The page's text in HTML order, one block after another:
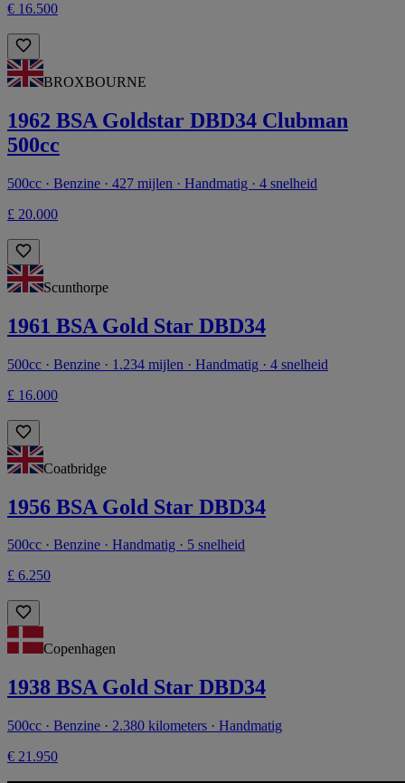
€ 16.500
BROXBOURNE
1962 BSA Goldstar DBD34 Clubman
500cc
500cc · Benzine · 427 mijlen · Handmatig · 4 snelheid
£ 20.000
Scunthorpe
1961 BSA Gold Star DBD34
500cc · Benzine · 1.234 mijlen · Handmatig · 4 snelheid
£ 16.000
Coatbridge
1956 BSA Gold Star DBD34
500cc · Benzine · Handmatig · 5 snelheid
£ 6.250
Copenhagen
1938 BSA Gold Star DBD34
500cc · Benzine · 2.380 kilometers · Handmatig
€ 21.950